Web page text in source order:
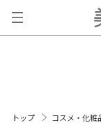
トップ コスメ・化粧